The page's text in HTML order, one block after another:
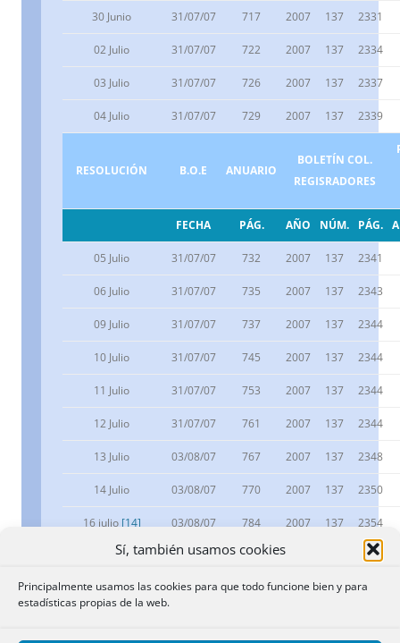
Sí, también usamos cookies
Principalmente usamos las cookies para que todo funcione bien y para
estadísticas propias de la web.
30 Junio 31/07/07 717 2007 137 2331
02 Julio 31/07/07 722 2007 137 2334
03 Julio 31/07/07 726 2007 137 2337
04 Julio 31/07/07 729 2007 137 2339
RESOLUCIÓN B.O.E ANUARIO
BOLETÍN COL.
REGISRADORES
FECHA PÁG. AÑO NÚM. PÁG.
05 Julio 31/07/07 732 2007 137 2341
06 Julio 31/07/07 735 2007 137 2343
09 Julio 31/07/07 737 2007 137 2344
10 Julio 31/07/07 745 2007 137 2344
11 Julio 31/07/07 753 2007 137 2344
12 Julio 31/07/07 761 2007 137 2344
13 Julio 03/08/07 767 2007 137 2348
14 Julio 03/08/07 770 2007 137 2350
16 julio[14] 03/08/07 784 2007 137 2354
16 julio[15] 03/08/07 780 2358
RESOLUCIÓN